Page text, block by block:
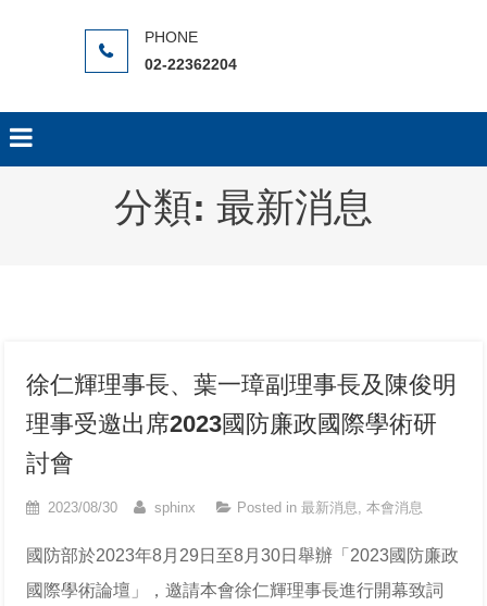
02-22362204
分類: 最新消息
徐仁輝理事長、葉一璋副理事長及陳俊明
理事受邀出席2023國防廉政國際學術研
討會
2023/08/30 sphinx Posted in最新消息,本會消息
國防部於2023年8月29日至8月30日舉辦「2023國防廉政
國際學術論壇」，邀請本會徐仁輝理事長進行開幕致詞